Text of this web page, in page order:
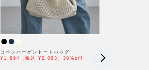
コペンハーゲントートバッグ
¥1,894（税込 ¥2,083）30%off